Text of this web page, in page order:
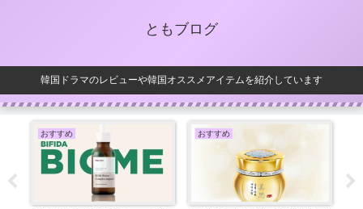
ともブログ
韓国ドラマのレビューや韓国オススメアイテムを紹介しています
おすすめ おすすめ